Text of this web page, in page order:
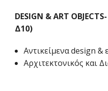
DESIGN & ART
Δ10)
Αντικείμενα design
Αρχιτεκτονικός και